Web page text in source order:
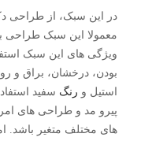
در این سبک، از طراحی
معمولا این سبک طراحی
ویژگی های این سبک
بودن، درخشان، براق و
استیل و رنگ سفید
پیرو مد و طراحی های
های مختلف متغیر باشد.